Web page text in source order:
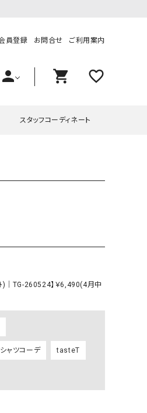
員登録 お問合せ ご利用案内
person shopping_cart favorite_outline
ルーチェ
ーター） HUMS（ハムズ）
ン） W（ラッピンナイン）
Johnbull（ジョンブル）
スタッフコーディネート
ﾄ)｜TG-260524】￥6,490(4月中
ャツコーデ tasteT